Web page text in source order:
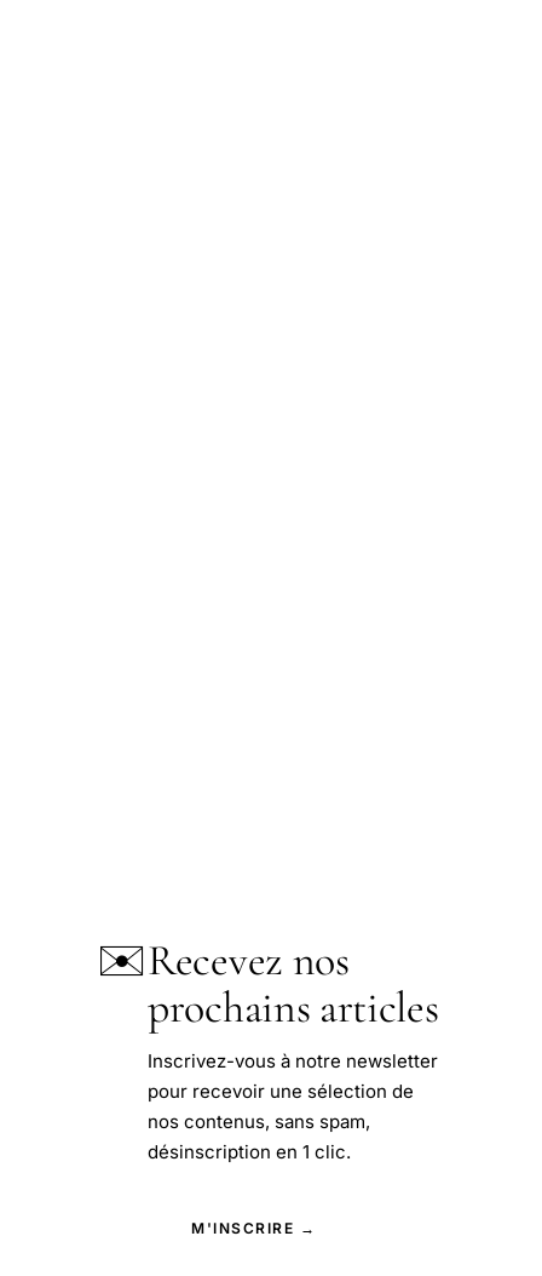
✉️Recevez nos
prochains articles
Inscrivez-vous à notre newsletter
pour recevoir une sélection de
nos contenus, sans spam,
désinscription en 1 clic.
M'INSCRIRE →